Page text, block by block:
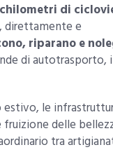
di
direttamente e
riparano e
di autotrasporto, i
le
delle
tra